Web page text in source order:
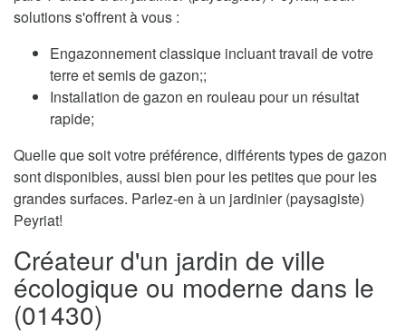
solutions s'offrent à vous :
Engazonnement classique incluant travail de votre
terre et semis de gazon;;
Installation de gazon en rouleau pour un résultat
rapide;
Quelle que soit votre préférence, différents types de gazon
sont disponibles, aussi bien pour les petites que pour les
grandes surfaces. Parlez-en à un jardinier (paysagiste)
Peyriat!
Créateur d'un jardin de ville
écologique ou moderne dans le
(01430)